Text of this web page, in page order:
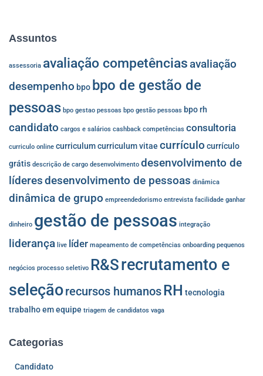
Assuntos
assessoria avaliação competênciasavaliação
desempenho bpo bpo de gestão de
pessoas bpo gestao pessoas bpo gestão pessoas bpo rh
candidato cargos e salários cashback competências consultoria
curriculo online curriculumcurriculum vitae currículo currículo
grátis descrição de cargo desenvolvimento desenvolvimento de
líderesdesenvolvimento de pessoas dinâmica
dinâmica de grupo empreendedorismo entrevista facilidade ganhar
dinheiro gestão de pessoas integração
liderança live líder mapeamento de competências onboarding pequenos
negócios processo seletivo R&Srecrutamento e
seleçãorecursos humanosRH tecnologia
trabalho em equipe triagem de candidatos vaga
Categorias
Candidato